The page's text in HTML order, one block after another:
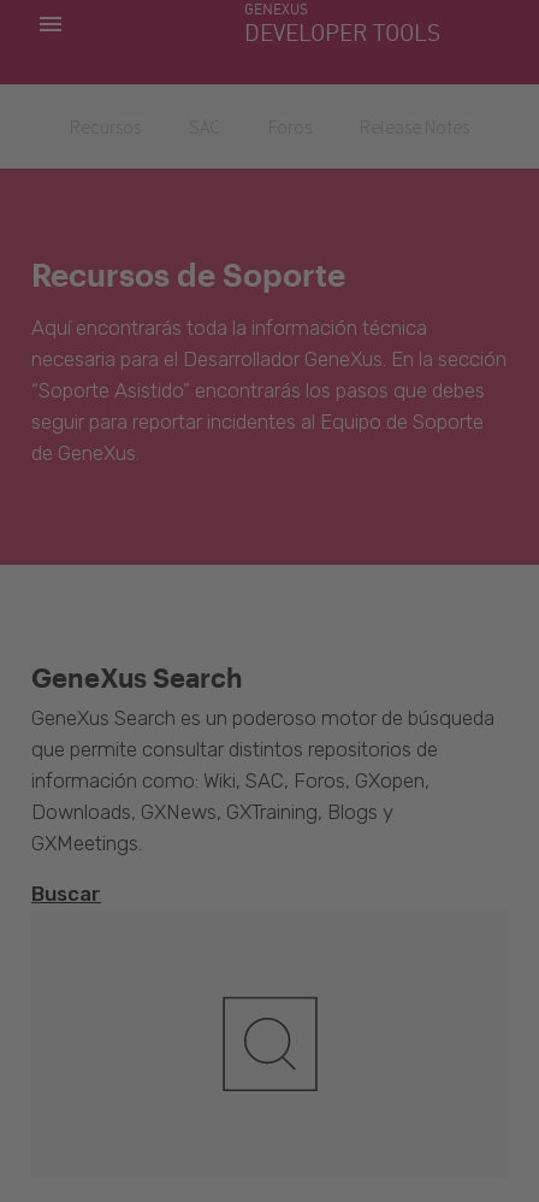
GENEXUS
DEVELOPER TOOLS
MIS APLICACIONES
Recursos de Soporte
Aquí encontrarás toda la información técnica
necesaria para el Desarrollador GeneXus. En la sección
“Soporte Asistido” encontrarás los pasos que debes
seguir para reportar incidentes al Equipo de Soporte
de GeneXus.
GeneXus Search
GeneXus Search es un poderoso motor de búsqueda
que permite consultar distintos repositorios de
información como: Wiki, SAC, Foros, GXopen,
Downloads, GXNews, GXTraining, Blogs y
GXMeetings.
Buscar